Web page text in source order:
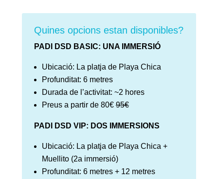
Quines opcions estan disponibles?
PADI DSD BASIC: UNA IMMERSIÓ
Ubicació: La platja de Playa Chica
Profunditat: 6 metres
Durada de l’activitat: ~2 hores
Preus a partir de 80€95€
PADI DSD VIP: DOS IMMERSIONS
Ubicació: La platja de Playa Chica +
Muellito (2a immersió)
Profunditat: 6 metres + 12 metres